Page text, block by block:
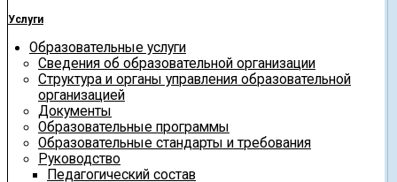
Услуги
Образовательные услуги
Сведения об образовательной организации
Структура и органы управления образовательной
организацией
Документы
Образовательные программы
Образовательные стандарты и требования
Руководство
Педагогический состав